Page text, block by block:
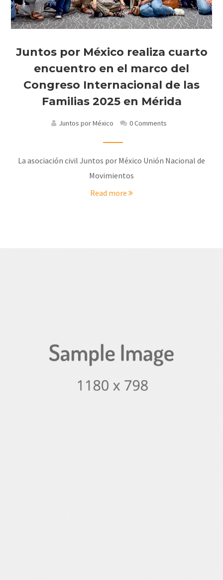
Juntos por México realiza cuarto
encuentro en el marco del
Congreso Internacional de las
Familias 2025 en Mérida
Juntos por México 0 Comments
La asociación civil Juntos por México Unión Nacional de
Movimientos
Read more